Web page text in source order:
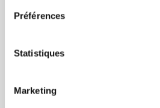
Préférences
Statistiques
Marketing